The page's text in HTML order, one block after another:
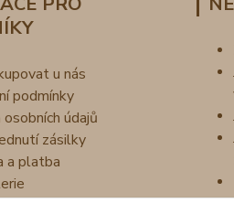
u nás
podmínky
osobních údajů
zásilky
a platba